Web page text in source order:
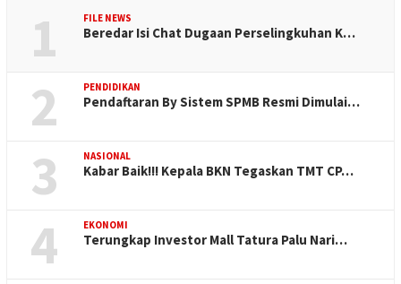
1 FILE NEWS
Beredar Isi Chat Dugaan Perselingkuhan K…
2 PENDIDIKAN
Pendaftaran By Sistem SPMB Resmi Dimulai…
3 NASIONAL
Kabar Baik!!! Kepala BKN Tegaskan TMT CP…
4 EKONOMI
Terungkap Investor Mall Tatura Palu Nari…